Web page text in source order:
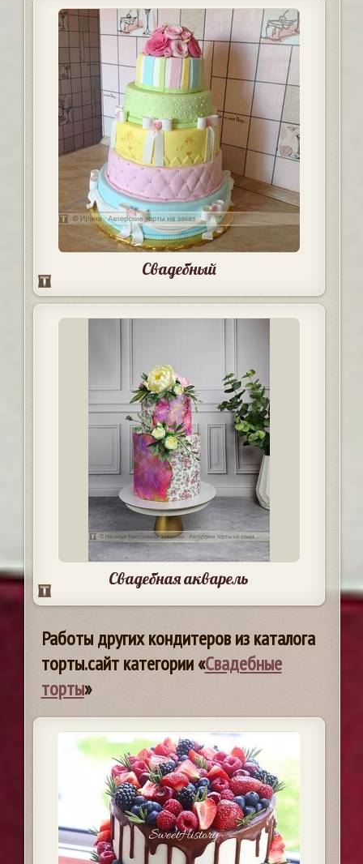
Свадебный
Свадебная акварель
Работы других кондитеров из каталога
торты.сайт категории «Свадебные
торты»